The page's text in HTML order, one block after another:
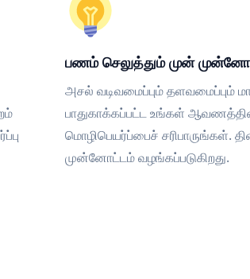
பணம் செலுத்தும் முன்
அசல் வடிவமைப்பும் தளவமைப்பும்
பாதுகாக்கப்பட்ட உங்கள் ஆவணத்தின்
மொழிபெயர்ப்பைச் சரிபாருங்கள்.
முன்னோட்டம் வழங்கப்படுகிறது.